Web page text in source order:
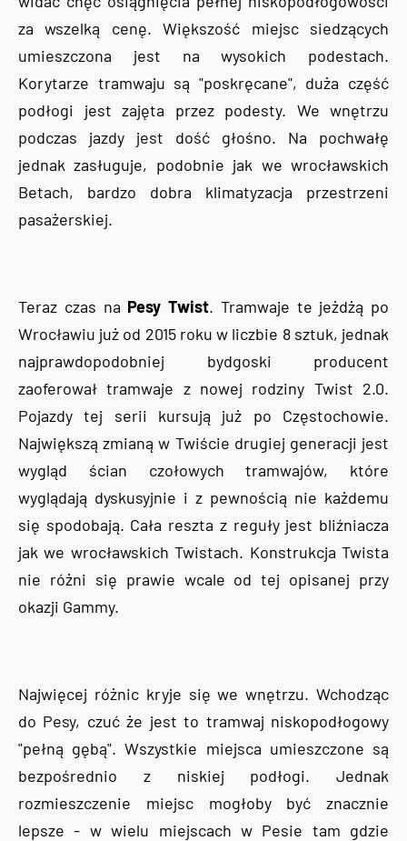
za wszelką cenę. Większość miejsc siedzących
umieszczona jest na wysokich podestach.
Korytarze tramwaju są "poskręcane", duża część
podłogi jest zajęta przez podesty. We wnętrzu
podczas jazdy jest dość głośno. Na pochwałę
jednak zasługuje, podobnie jak we wrocławskich
Betach, bardzo dobra klimatyzacja przestrzeni
pasażerskiej.
Teraz czas na Pesy Twist. Tramwaje te jeżdżą po
Wrocławiu już od 2015 roku w liczbie 8 sztuk, jednak
najprawdopodobniej bydgoski producent
zaoferował tramwaje z nowej rodziny Twist 2.0.
Pojazdy tej serii kursują już po Częstochowie.
Największą zmianą w Twiście drugiej generacji jest
wygląd ścian czołowych tramwajów, które
wyglądają dyskusyjnie i z pewnością nie każdemu
się spodobają. Cała reszta z reguły jest bliźniacza
jak we wrocławskich Twistach. Konstrukcja Twista
nie różni się prawie wcale od tej opisanej przy
okazji Gammy.
Najwięcej różnic kryje się we wnętrzu. Wchodząc
do Pesy, czuć że jest to tramwaj niskopodłogowy
"pełną gębą". Wszystkie miejsca umieszczone są
bezpośrednio z niskiej podłogi. Jednak
rozmieszczenie miejsc mogłoby być znacznie
lepsze - w wielu miejscach w Pesie tam gdzie